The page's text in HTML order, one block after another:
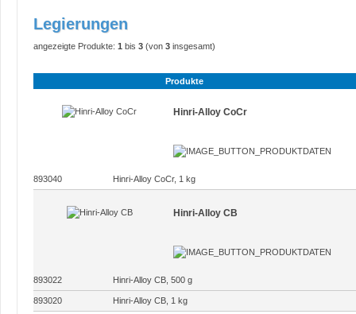
Legierungen
angezeigte Produkte: 1 bis 3 (von 3 insgesamt)
Produkte
Hinri-Alloy CoCr
893040 Hinri-Alloy CoCr, 1 kg
Hinri-Alloy CB
893022 Hinri-Alloy CB, 500 g
893020 Hinri-Alloy CB, 1 kg